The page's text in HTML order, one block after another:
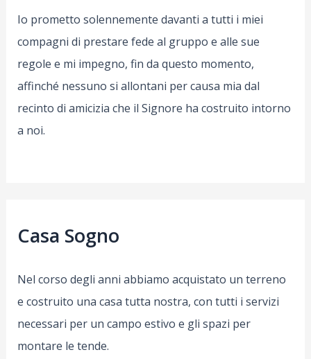
Io prometto solennemente davanti a tutti i miei
compagni di prestare fede al gruppo e alle sue
regole e mi impegno, fin da questo momento,
affinché nessuno si allontani per causa mia dal
recinto di amicizia che il Signore ha costruito intorno
a noi.
Casa Sogno
Nel corso degli anni abbiamo acquistato un terreno
e costruito una casa tutta nostra, con tutti i servizi
necessari per un campo estivo e gli spazi per
montare le tende.